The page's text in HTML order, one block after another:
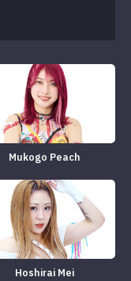
Mukogo Peach
Hoshirai Mei